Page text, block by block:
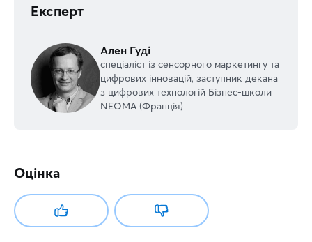
Експерт
Ален Гуді
спеціаліст із сенсорного маркетингу та
цифрових інновацій, заступник декана
з цифрових технологій Бізнес-школи
NEOMA (Франція)
Оцінка